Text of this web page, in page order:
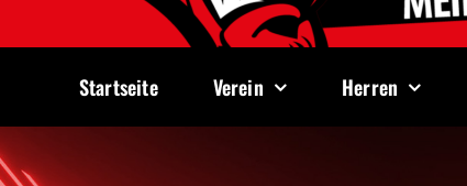
Startseite Verein Herren